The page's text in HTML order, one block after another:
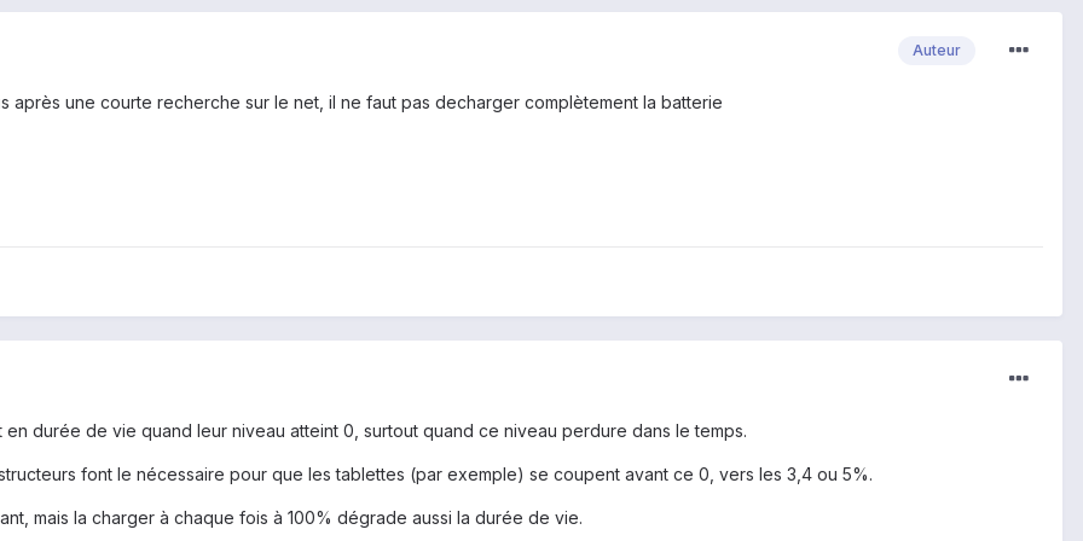
Auteur
après une courte recherche sur le net, il ne faut pas decharger complètement la batterie
durée de vie quand leur niveau atteint 0, surtout quand ce niveau perdure dans le temps.
font le nécessaire pour que les tablettes (par exemple) se coupent avant ce 0, vers les 3,4 ou 5%.
mais la charger à chaque fois à 100% dégrade aussi la durée de vie.